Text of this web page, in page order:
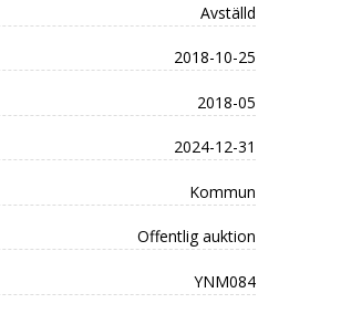
Avställd
2018-10-25
2018-05
2024-12-31
Kommun
Offentlig auktion
YNM084